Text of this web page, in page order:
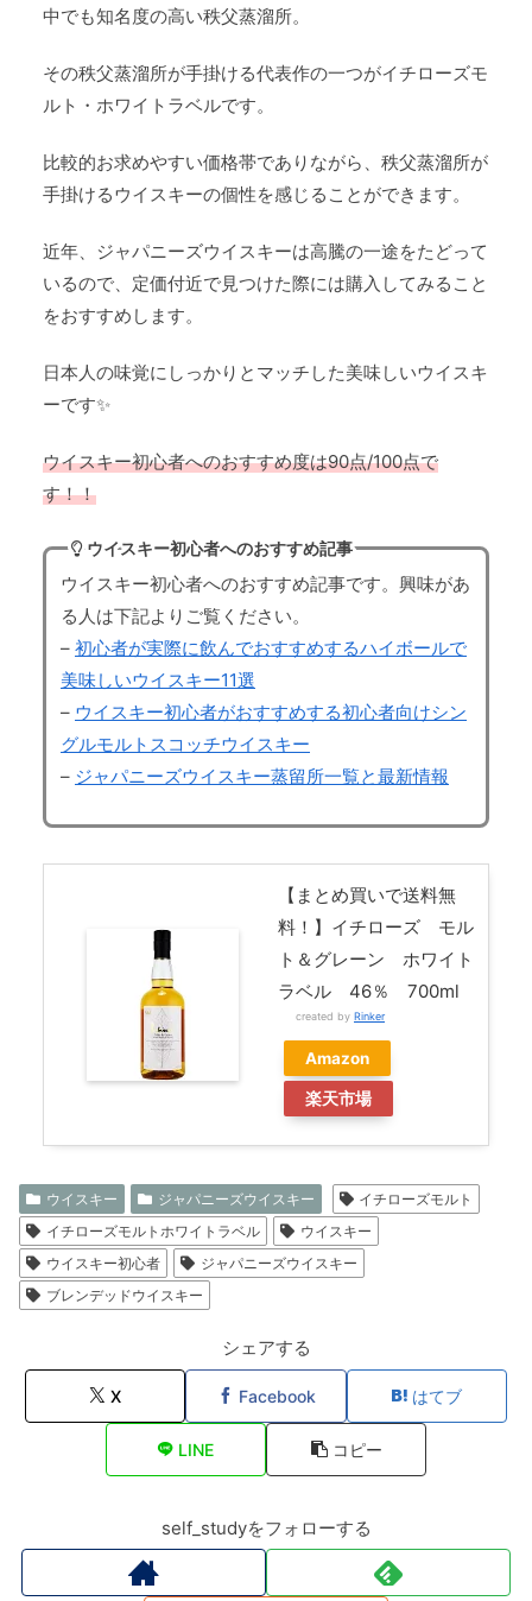
中でも知名度の高い秩父蒸溜所。
その秩父蒸溜所が手掛ける代表作の一つがイチローズモ
ルト・ホワイトラベルです。
比較的お求めやすい価格帯でありながら、秩父蒸溜所が
手掛けるウイスキーの個性を感じることができます。
近年、ジャパニーズウイスキーは高騰の一途をたどって
いるので、定価付近で見つけた際には購入してみること
をおすすめします。
日本人の味覚にしっかりとマッチした美味しいウイスキ
ーです✨
ウイスキー初心者へのおすすめ度は90点/100点で
す！！
ウイスキー初心者へのおすすめ記事
ウイスキー初心者へのおすすめ記事です。興味があ
る人は下記よりご覧ください。
– 初心者が実際に飲んでおすすめするハイボールで
美味しいウイスキー11選
– ウイスキー初心者がおすすめする初心者向けシン
グルモルトスコッチウイスキー
– ジャパニーズウイスキー蒸留所一覧と最新情報
【まとめ買いで送料無
料！】イチローズ モル
ト＆グレーン ホワイト
ラベル 46％ 700ml
created by Rinker
Amazon
楽天市場
ウイスキー ジャパニーズウイスキー
イチローズモルト
イチローズモルトホワイトラベル
ウイスキー
ウイスキー初心者
ジャパニーズウイスキー
ブレンデッドウイスキー
シェアする
X Facebook はてブ
LINE コピー
self_studyをフォローする